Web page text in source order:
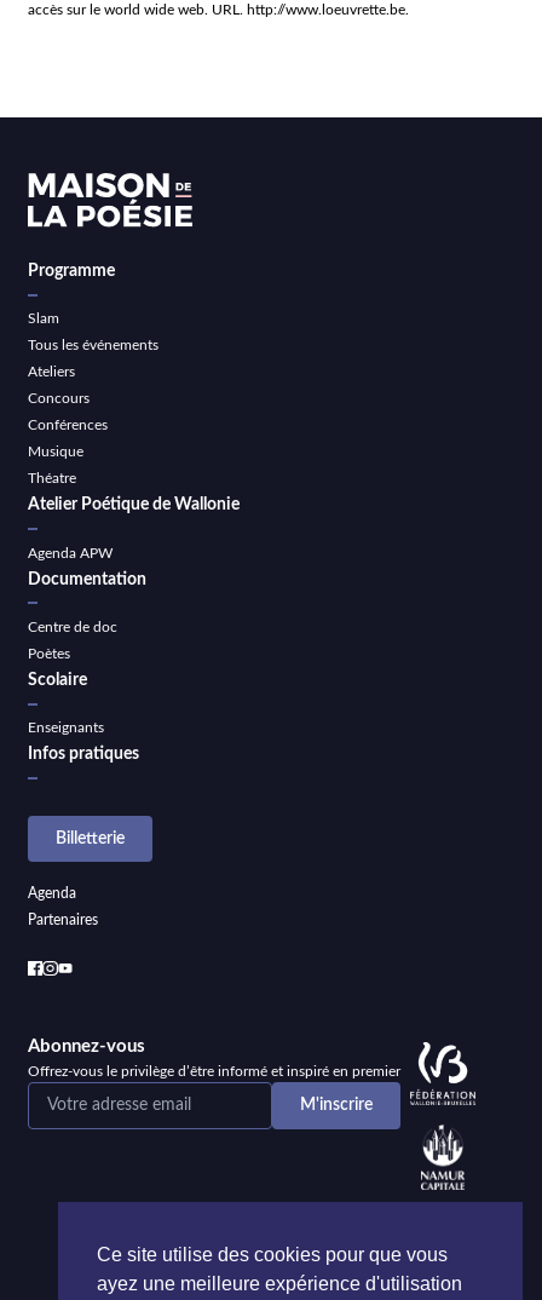
accès sur le world wide web. URL. http://www.loeuvrette.be.
Programme
Slam
Tous les événements
Ateliers
Concours
Conférences
Musique
Théatre
Atelier Poétique de Wallonie
Agenda APW
Documentation
Centre de doc
Poètes
Scolaire
Enseignants
Infos pratiques
Billetterie
Agenda
Partenaires
Abonnez-vous
Offrez-vous le privilège d’être informé et inspiré en premier
Ce site utilise des cookies pour que vous
ayez une meilleure expérience d'utilisation